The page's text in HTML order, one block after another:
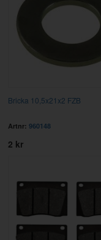
Bricka 10,5x21x2 FZB
Artnr: 960148
2 kr